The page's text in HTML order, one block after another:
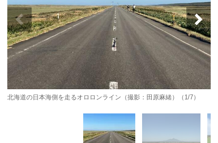
北海道の日本海側を走るオロロンライン（撮影：田原麻緒）（1/7）